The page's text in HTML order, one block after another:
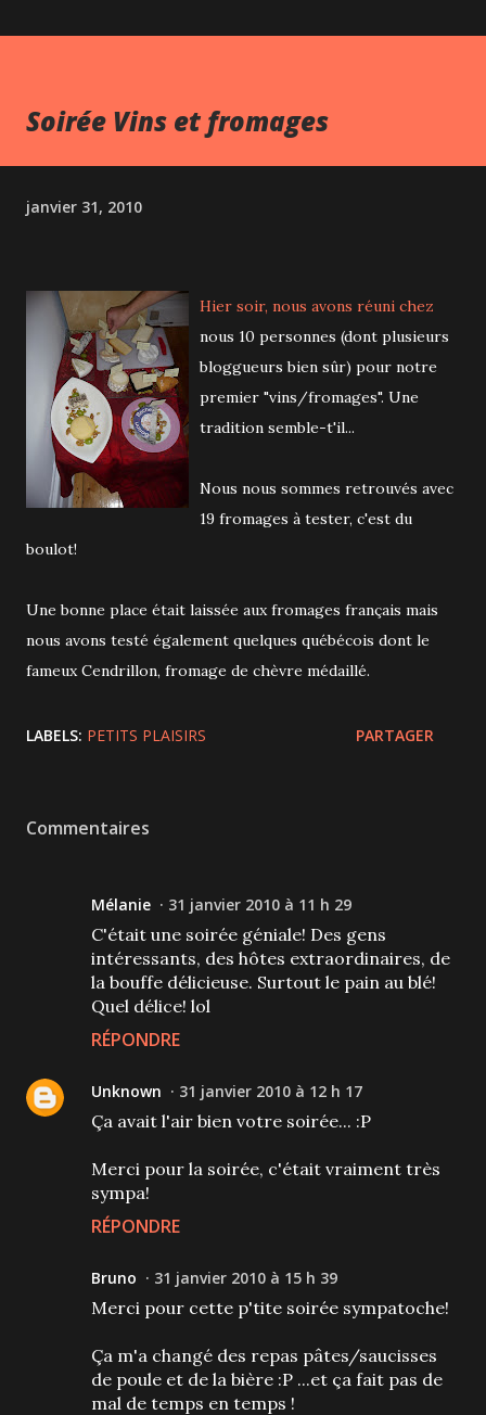
Soirée Vins et fromages
janvier 31, 2010
Hier soir, nous avons réuni chez
nous 10 personnes (dont plusieurs
bloggueurs bien sûr) pour notre
premier "vins/fromages". Une
tradition semble-t'il...
Nous nous sommes retrouvés avec
19 fromages à tester, c'est du
boulot!
Une bonne place était laissée aux fromages français mais
nous avons testé également quelques québécois dont le
fameux Cendrillon, fromage de chèvre médaillé.
LABELS: PETITS PLAISIRS PARTAGER
Commentaires
Mélanie 31 janvier 2010 à 11 h 29
C'était une soirée géniale! Des gens
intéressants, des hôtes extraordinaires, de
la bouffe délicieuse. Surtout le pain au blé!
Quel délice! lol
RÉPONDRE
Unknown 31 janvier 2010 à 12 h 17
Ça avait l'air bien votre soirée... :P
Merci pour la soirée, c'était vraiment très
sympa!
RÉPONDRE
Bruno 31 janvier 2010 à 15 h 39
Merci pour cette p'tite soirée sympatoche!
Ça m'a changé des repas pâtes/saucisses
de poule et de la bière :P ...et ça fait pas de
mal de temps en temps !